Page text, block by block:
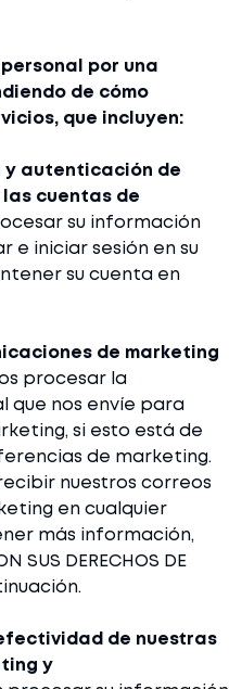
por una
de cómo
que incluyen:
autenticación de
cuentas de
su información
e iniciar sesión en su
su cuenta en
de marketing
procesar la
que nos envíe para
si esto está de
de marketing.
nuestros correos
en cualquier
más información,
SUS DERECHOS DE
de nuestras
y